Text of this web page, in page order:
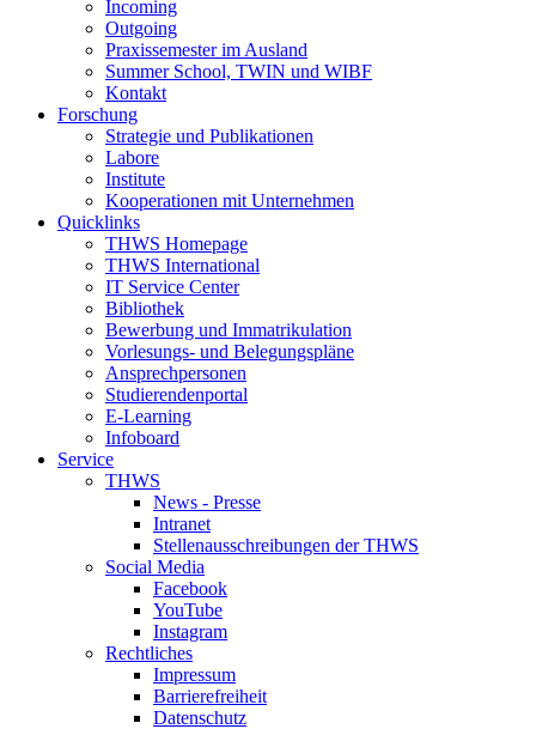
Incoming
Outgoing
Praxissemester im Ausland
Summer School, TWIN und WIBF
Kontakt
Forschung
Strategie und Publikationen
Labore
Institute
Kooperationen mit Unternehmen
Quicklinks
THWS Homepage
THWS International
IT Service Center
Bibliothek
Bewerbung und Immatrikulation
Vorlesungs- und Belegungspläne
Ansprechpersonen
Studierendenportal
E-Learning
Infoboard
Service
THWS
News - Presse
Intranet
Stellenausschreibungen der THWS
Social Media
Facebook
YouTube
Instagram
Rechtliches
Impressum
Barrierefreiheit
Datenschutz